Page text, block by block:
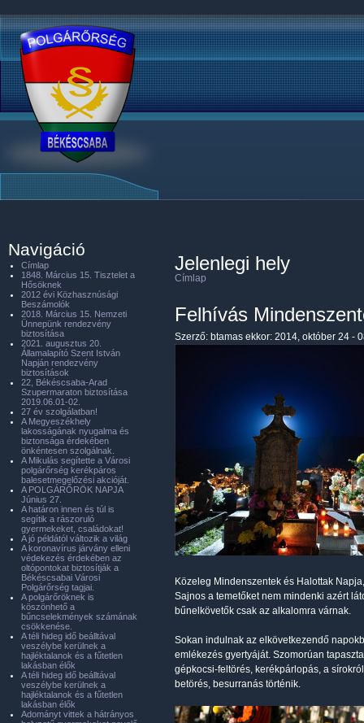
Jelenlegi hely
Címlap
Felhívás
Szerző: btamas ekkor: 2014, október 24 -
Közeleg Mindenszentek és Halottak
Sajnos a temetőket nem mindenki azért
bűnelkövetők csak az alkalomra várnak.
Sokan indulnak az elkövetkezendő
emlékezés gyertyáját. Szomorúan
gépkocsi-feltörés, kerékpárlopás, a
betörés, besurranás történik.
Navigáció
Címlap
1848. Március 15. Tisztelet a
Hősöknek
2012 évi Közhasznúsági
Beszámolók
2018. Március 15. Nemzeti
Ünnepünk rendezvény
biztosítása
2021. augusztus 20.
Államalapító Szent István
Napján rendezvény
biztosítások
22, Békéscsaba-Arad
Szupermaraton biztosítása
2019.06.01-02.
27 év szolgálatban!
A Megyeszékhely
lakosságának nyugalma és
biztonsága érdekében
önkéntesen szolgálnak.
A Mikulás segítette a Városi
polgárőrség kerékpáros
balesetmegelőzési akcióját.
A POLGÁRŐRÖK NAPJA
Június 27.
A határon innen és túl is
segítik a rászoruló
gyermekeket, családokat!
A jó példától változik a világ
A koronavírus járvány elleni
védekezés érdekében az
oltópontokat biztosítják a
Békéscsabai Városi
Polgárőrség tagjai.
A polgárőröknek is
köszönhető a
bűncselekmények számának
csökkenése.
A téli hideg idő beálltával
veszélybe kerülnek a
hajléktalanok és a fűtetlen
lakásban élők
A téli hideg idő beálltával
veszélybe kerülnek a
hajléktalanok és a fűtetlen
lakásban élők
Adományt vittek a hátrányos